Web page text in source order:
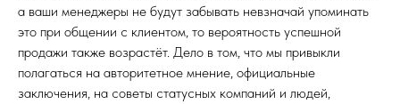
а ваши менеджеры не будут забывать невзначай упоминать
это при общении с клиентом, то вероятность успешной
продажи также возрастёт. Дело в том, что мы привыкли
полагаться на авторитетное мнение, официальные
заключения, на советы статусных компаний и людей,